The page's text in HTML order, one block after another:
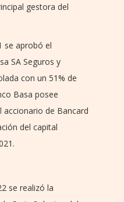
gestora del
se aprobó el
SA Seguros y
con un 51% de
Basa posee
accionario de Bancard
del capital
se realizó la